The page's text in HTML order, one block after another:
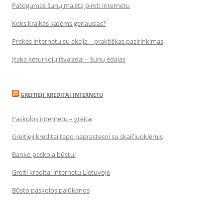
Patogumas šunų maistą pirkti internetu
Koks kraikas katėms geriausias?
Prekės internetu su akcija – praktiškas pasirinkimas
Įtaka keturkojų išvaizdai – šunų ėdalas
GREITIEJI KREDITAI INTERNETU
Paskolos internetu – greitai
Greitieji kreditai tapo paprastesni su skaičiuoklėmis
Banko paskola būstui
Greiti kreditai internetu Lietuvoje
Būsto paskolos palūkanos